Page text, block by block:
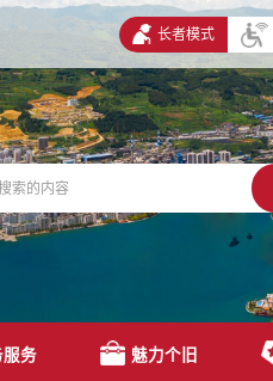
长者模式
服务 魅力个旧